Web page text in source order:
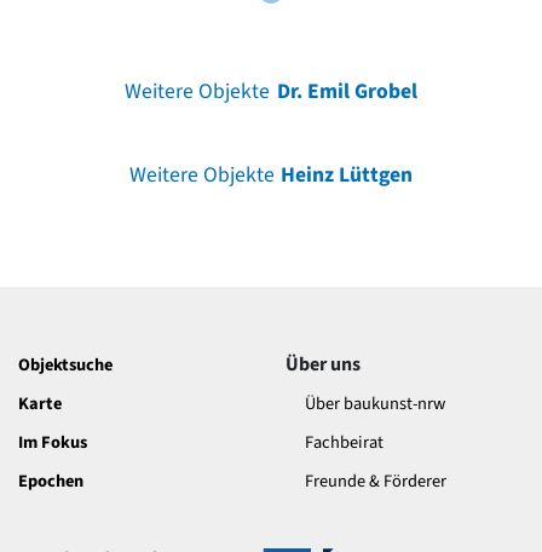
Weitere Objekte Dr. Emil Grobel
Weitere Objekte Heinz Lüttgen
Objektsuche
Karte
Im Fokus
Epochen
Über uns
Über baukunst-nrw
Fachbeirat
Freunde & Förderer